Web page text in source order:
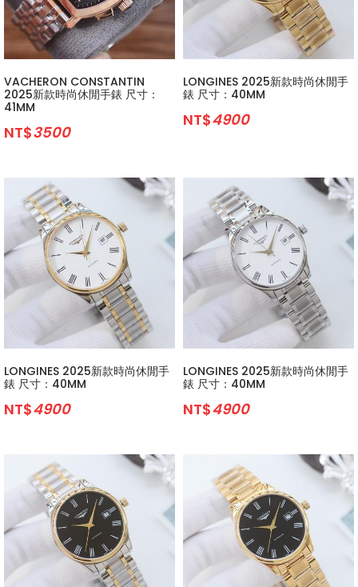
VACHERON CONSTANTIN
2025新款時尚休閒手錶 尺寸：
41MM
NT$3500
LONGINES 2025新款時尚休閒手
錶 尺寸：40MM
NT$4900
LONGINES 2025新款時尚休閒手
錶 尺寸：40MM
NT$4900
LONGINES 2025新款時尚休閒手
錶 尺寸：40MM
NT$4900